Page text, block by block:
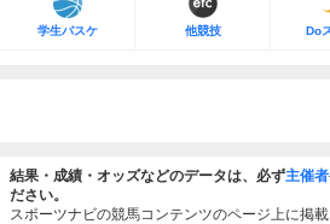
学生バスケ 他競技 Do
結果・成績・オッズなどのデータは、必ず主催者
ださい。
スポーツナビの競馬コンテンツのページ上に掲